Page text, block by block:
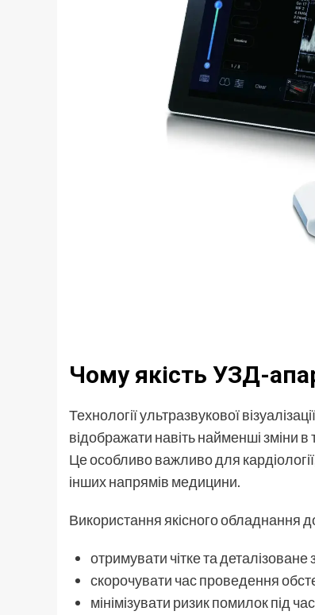
Чому якість УЗД-
Технології ультразвукової
відображати навіть найменші зміни
Це особливо важливо для
інших напрямів медицини.
Використання якісного обладнання
отримувати чітке та
скорочувати час проведення
мінімізувати ризик помилок під